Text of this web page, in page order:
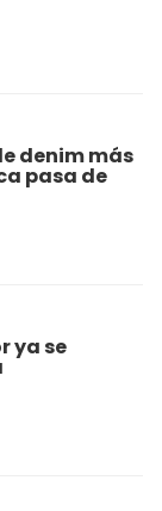
denim más
pasa de
ya se